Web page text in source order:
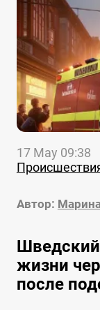
17 May 09:38
Автор:
жизни
после